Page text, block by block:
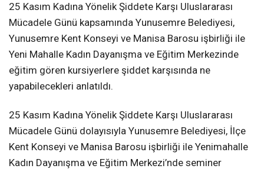
25 Kasım Kadına Yönelik Şiddete Karşı Uluslararası
Mücadele Günü kapsamında Yunusemre Belediyesi,
Yunusemre Kent Konseyi ve Manisa Barosu işbirliği ile
Yeni Mahalle Kadın Dayanışma ve Eğitim Merkezinde
eğitim gören kursiyerlere şiddet karşısında ne
yapabilecekleri anlatıldı.
25 Kasım Kadına Yönelik Şiddete Karşı Uluslararası
Mücadele Günü dolayısıyla Yunusemre Belediyesi, İlçe
Kent Konseyi ve Manisa Barosu işbirliği ile Yenimahalle
Kadın Dayanışma ve Eğitim Merkezi’nde seminer